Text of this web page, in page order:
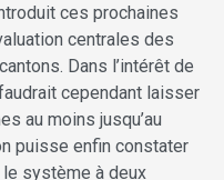
ces prochaines
centrales des
Dans l’intérêt de
cependant laisser
au moins jusqu’au
puisse enfin constater
système à deux